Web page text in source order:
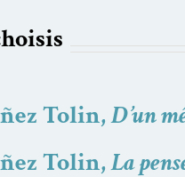
Tolin,D’un
Tolin,La